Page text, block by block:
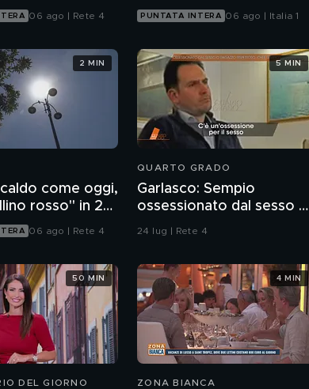
06 ago | Rete 4 PUNTATA INTERA 06 ago | Italia 1
come oggi,
rosso" in 27
06 ago | Rete 4
2 MIN
QUARTO GRADO
Garlasco: Sempio
ossessionato dal sesso o
ragazzo rispettoso?
24 lug | Rete 4
5 MIN
DEL GIORNO
50 MIN
ZONA BIANCA
4 MIN